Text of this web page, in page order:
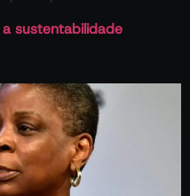
sustentabilidade